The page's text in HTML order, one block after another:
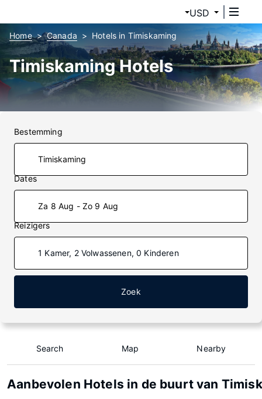
USD
Home Canada Hotels in Timiskaming
Timiskaming Hotels
Bestemming
Dates
Za 8 Aug - Zo 9 Aug
Reizigers
1 Kamer, 2 Volwassenen, 0 Kinderen
Zoek
Search Map Nearby
Aanbevolen Hotels in de buurt van